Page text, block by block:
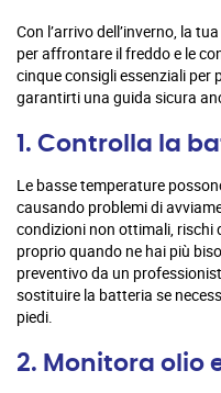
Con l’arrivo dell’inverno, la
per affrontare il freddo e le
cinque consigli essenziali per
garantirti una guida sicura
1. Controlla la
Le basse temperature
causando problemi di
condizioni non ottimali, rischi
proprio quando ne hai più
preventivo da un
sostituire la batteria se
piedi.
2. Monitora olio